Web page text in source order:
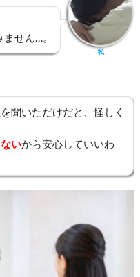
せん…。
私
聞いただけだと、怪しく
いから安心していいわ